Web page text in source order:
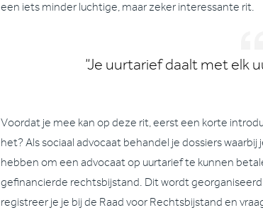
een iets minder luchtige, maar zeker interessante rit.
“Je uurtarief daalt met elk
Voordat je mee kan op deze rit, eerst een korte
het? Als sociaal advocaat behandel je dossiers
hebben om een advocaat op uurtarief te kunnen
gefinancierde rechtsbijstand. Dit wordt
registreer je je bij de Raad voor Rechtsbijstand en